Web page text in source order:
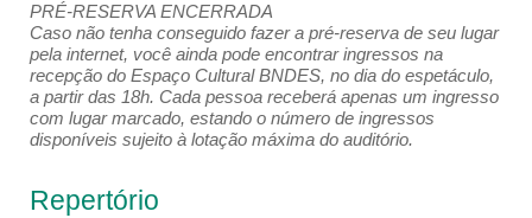
PRÉ-RESERVA ENCERRADA
Caso não tenha conseguido fazer a pré-reserva de seu lugar
pela internet, você ainda pode encontrar ingressos na
recepção do Espaço Cultural BNDES, no dia do espetáculo,
a partir das 18h. Cada pessoa receberá apenas um ingresso
com lugar marcado, estando o número de ingressos
disponíveis sujeito à lotação máxima do auditório.
Repertório